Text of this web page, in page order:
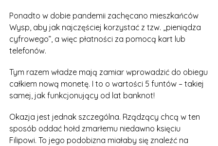
Ponadto w dobie pandemii zachęcano mieszkańców
Wysp, aby jak najczęściej korzystać z tzw. „pieniądza
cyfrowego”, a więc płatności za pomocą kart lub
telefonów.
Tym razem władze mają zamiar wprowadzić do obiegu
całkiem nową monetę. I to o wartości 5 funtów – takiej
samej, jak funkcjonujący od lat banknot!
Okazja jest jednak szczególna. Rządzący chcą w ten
sposób oddać hołd zmarłemu niedawno księciu
Filipowi. To jego podobizna miałaby się znaleźć na